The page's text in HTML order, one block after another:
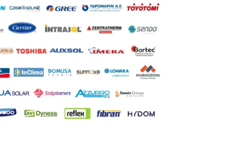
,Τριπλής ενέργειας
Κεραμοσκεπή ,Ταράτσα